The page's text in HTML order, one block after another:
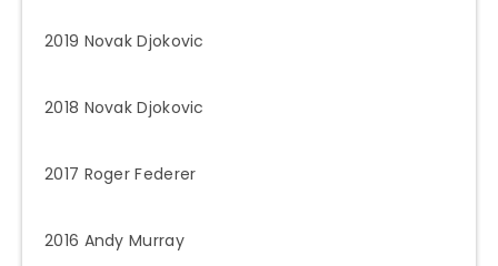
2019 Novak Djokovic
2018 Novak Djokovic
2017 Roger Federer
2016 Andy Murray